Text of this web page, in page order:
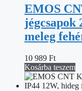
EMOS
jégcsapok
meleg
10 989 Ft
Kosárba teszem